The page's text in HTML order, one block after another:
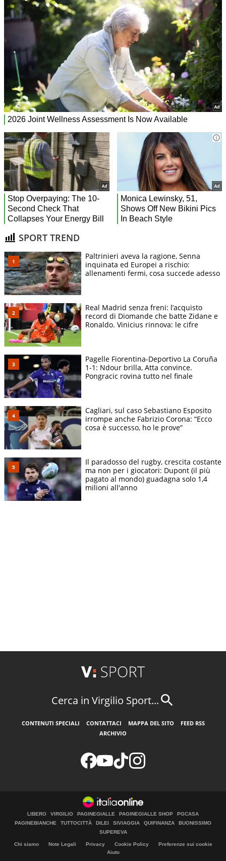
SPORT TREND
Paltrinieri aveva la ragione, Senna
inquinata ed Europei a rischio:
allenamenti fermi, cosa succede adesso
Real Madrid senza freni: l’acquisto
record di Diomande che batte Zidane e
Ronaldo. Vinicius rinnova: le cifre
Pagelle Fiorentina-Deportivo La Coruña
1-1: Ndour brilla, Atta convince.
Pongracic rovina tutto nel finale
Cagliari, sul caso Sebastiano Esposito
irrompe anche Fabrizio Corona: “Ecco
cosa è successo, ho le prove”
Il paradosso del rugby, crescita costante
ma non per i giocatori: Dupont (il più
pagato al mondo) guadagna solo 1,4
milioni all'anno
Cerca in Virgilio Sport...
CONTENUTI SPECIALI CONTATTACI MAPPA DEL SITO
FEED RSS
ARCHIVIO
LIBERO VIRGILIO PAGINEGIALLE PAGINEGIALLE SHOP
PGCASA
PAGINEBIANCHE
TUTTOCITTÀ DILEI SIVIAGGIA QUIFINANZA
BUONISSIMO
SUPEREVA
Chi siamo Note Legali Privacy Cookie Policy
Preferenze sui cookie
Aiuto